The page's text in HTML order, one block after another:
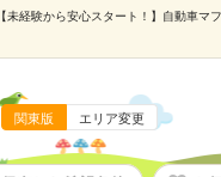
【未経験から安心スタート！】自動車
関東版 エリア変更